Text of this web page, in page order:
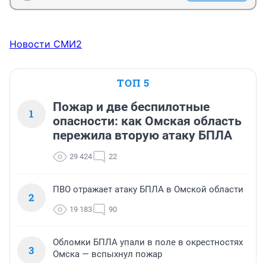
Новости СМИ2
ТОП 5
1
Пожар и две беспилотные
опасности: как Омская область
пережила вторую атаку БПЛА
29 424 22
2
ПВО отражает атаку БПЛА в Омской области
19 183 90
3
Обломки БПЛА упали в поле в окрестностях
Омска — вспыхнул пожар